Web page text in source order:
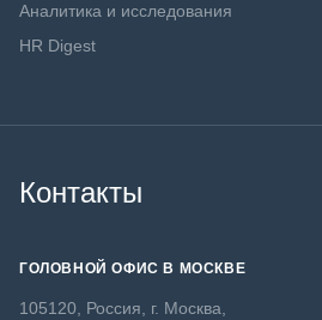
Аналитика и исследования
HR Digest
Контакты
ГОЛОВНОЙ ОФИС В МОСКВЕ
105120, Россия, г. Москва,